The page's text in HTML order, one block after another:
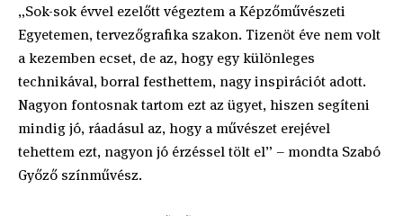
„Sok-sok évvel ezelőtt végeztem a Képzőművészeti
Egyetemen, tervezőgrafika szakon. Tizenöt éve nem volt
a kezemben ecset, de az, hogy egy különleges
technikával, borral festhettem, nagy inspirációt adott.
Nagyon fontosnak tartom ezt az ügyet, hiszen segíteni
mindig jó, ráadásul az, hogy a művészet erejével
tehettem ezt, nagyon jó érzéssel tölt el” – mondta Szabó
Győző színművész.